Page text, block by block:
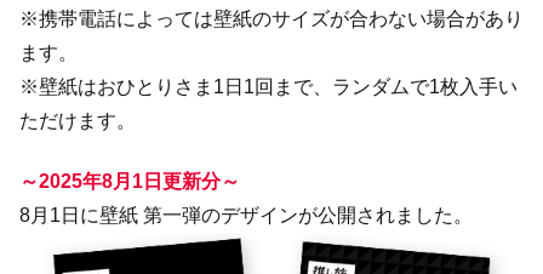
※携帯電話によっては壁紙のサイズが合わない場合があり
ます。
※壁紙はおひとりさま1日1回まで、ランダムで1枚入手い
ただけます。
～2025年8月1日更新分～
8月1日に壁紙 第一弾のデザインが公開されました。